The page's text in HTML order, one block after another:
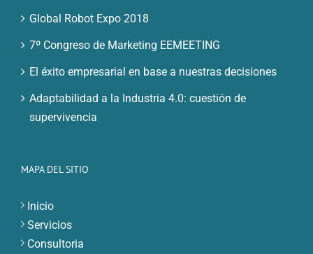
Global Robot Expo 2018
7º Congreso de Marketing EEMEETING
El éxito empresarial en base a nuestras decisiones
Adaptabilidad a la Industria 4.0: cuestión de
supervivencia
MAPA DEL SITIO
Inicio
Servicios
Consultoria